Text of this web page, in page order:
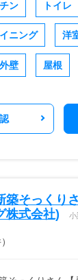
ン トイレ
ニング 洋
外壁 屋根
築そっくり
株式会社)
小